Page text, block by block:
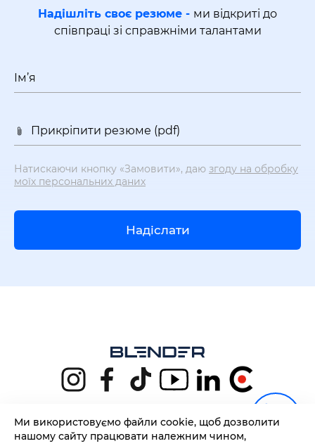
Надішліть своє резюме - ми відкриті до
співпраці зі справжніми талантами
Ім’я
Прикріпити резюме (pdf)
Натискаючи кнопку «Замовити», даю згоду на обробку
моїх персональних даних
Надіслати
+38 (068) 130 55 00
Ми використовуємо файли cookie, щоб дозволити
нашому сайту працювати належним чином,